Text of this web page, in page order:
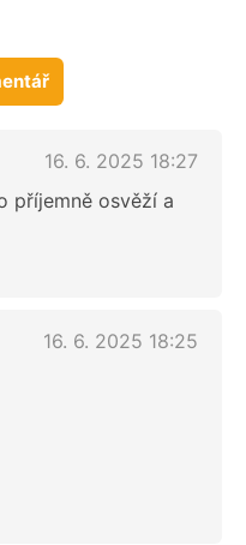
16. 6. 2025 18:27
příjemně osvěží a
16. 6. 2025 18:25